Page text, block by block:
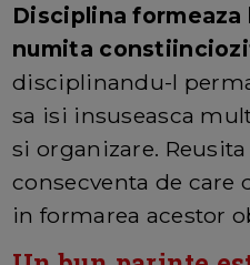
Disciplina formeaza
numita
disciplinandu-l
sa isi insuseasca
si organizare.
consecventa de care
in formarea acestor